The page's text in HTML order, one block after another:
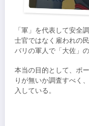
「軍」を代表して安全
士官ではなく雇われの
バリの軍人で「大佐」
本当の目的として、ポ
りが無いか調査すべく
入している。